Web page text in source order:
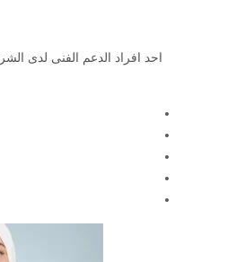
احد افراد الدعم الفنى لدى